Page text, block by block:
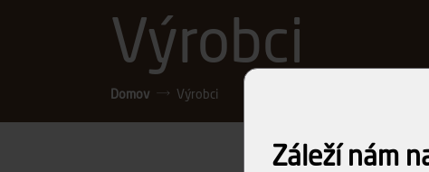
Výrobci
Domov Výrobci
Záleží nám